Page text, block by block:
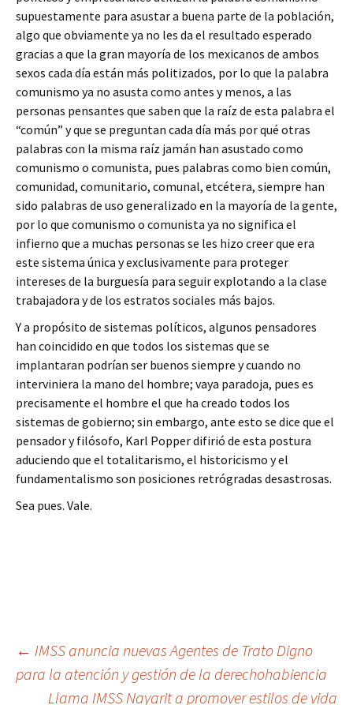
supuestamente para asustar a buena parte de la población,
algo que obviamente ya no les da el resultado esperado
gracias a que la gran mayoría de los mexicanos de ambos
sexos cada día están más politizados, por lo que la palabra
comunismo ya no asusta como antes y menos, a las
personas pensantes que saben que la raíz de esta palabra el
“común” y que se preguntan cada día más por qué otras
palabras con la misma raíz jamán han asustado como
comunismo o comunista, pues palabras como bien común,
comunidad, comunitario, comunal, etcétera, siempre han
sido palabras de uso generalizado en la mayoría de la gente,
por lo que comunismo o comunista ya no significa el
infierno que a muchas personas se les hizo creer que era
este sistema única y exclusivamente para proteger
intereses de la burguesía para seguir explotando a la clase
trabajadora y de los estratos sociales más bajos.
Y a propósito de sistemas políticos, algunos pensadores
han coincidido en que todos los sistemas que se
implantaran podrían ser buenos siempre y cuando no
interviniera la mano del hombre; vaya paradoja, pues es
precisamente el hombre el que ha creado todos los
sistemas de gobierno; sin embargo, ante esto se dice que el
pensador y filósofo, Karl Popper difirió de esta postura
aduciendo que el totalitarismo, el historicismo y el
fundamentalismo son posiciones retrógradas desastrosas.
Sea pues. Vale.
← IMSS anuncia nuevas Agentes de Trato Digno
para la atención y gestión de la derechohabiencia
Llama IMSS Nayarit a promover estilos de vida